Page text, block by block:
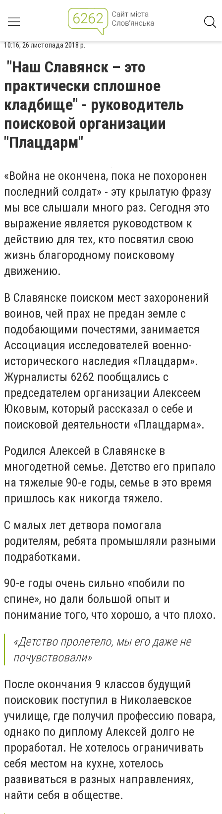
10:16, 26 листопада 2018 р.
"Наш Славянск – это
практически сплошное
кладбище" - руководитель
поисковой организации
"Плацдарм"
«Война не окончена, пока не похоронен
последний солдат» - эту крылатую фразу
мы все слышали много раз. Сегодня это
выражение является руководством к
действию для тех, кто посвятил свою
жизнь благородному поисковому
движению.
В Славянске поиском мест захоронений
воинов, чей прах не предан земле с
подобающими почестями, занимается
Ассоциация исследователей военно-
исторического наследия «Плацдарм».
Журналисты 6262 пообщались с
председателем организации Алексеем
Юковым, который рассказал о себе и
поисковой деятельности «Плацдарма».
Родился Алексей в Славянске в
многодетной семье. Детство его припало
на тяжелые 90-е годы, семье в это время
пришлось как никогда тяжело.
С малых лет детвора помогала
родителям, ребята промышляли разными
подработками.
90-е годы очень сильно «побили по
спине», но дали большой опыт и
понимание того, что хорошо, а что плохо.
«Детство пролетело, мы его даже не
почувствовали»
После окончания 9 классов будущий
поисковик поступил в Николаевское
училище, где получил профессию повара,
однако по диплому Алексей долго не
проработал. Не хотелось ограничивать
себя местом на кухне, хотелось
развиваться в разных направлениях,
найти себя в обществе.